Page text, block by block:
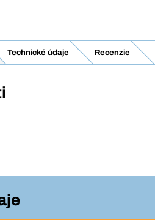
Technické údaje Recenzie